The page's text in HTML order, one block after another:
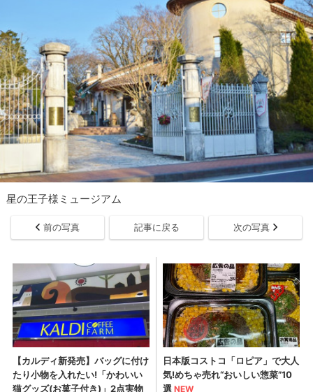
星の王子様ミュージアム
前の写真 記事に戻る 次の写真